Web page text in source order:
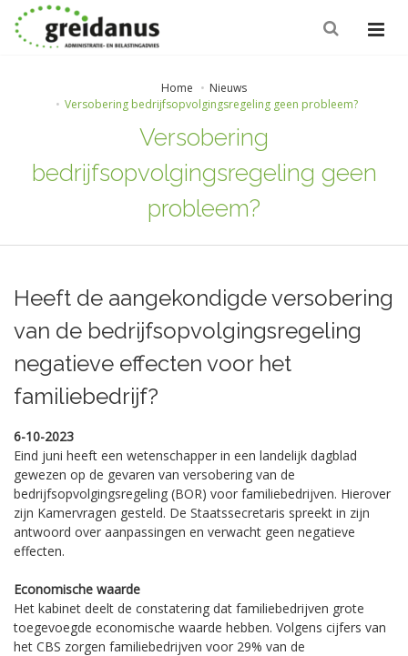
Home
Nieuws
Versobering bedrijfsopvolgingsregeling geen probleem?
Versobering
bedrijfsopvolgingsregeling geen
probleem?
Heeft de aangekondigde versobering
van de bedrijfsopvolgingsregeling
negatieve effecten voor het
familiebedrijf?
6-10-2023
Eind juni heeft een wetenschapper in een landelijk dagblad
gewezen op de gevaren van versobering van de
bedrijfsopvolgingsregeling (BOR) voor familiebedrijven. Hierover
zijn Kamervragen gesteld. De Staatssecretaris spreekt in zijn
antwoord over aanpassingen en verwacht geen negatieve
effecten.
Economische waarde
Het kabinet deelt de constatering dat familiebedrijven grote
toegevoegde economische waarde hebben. Volgens cijfers van
het CBS zorgen familiebedrijven voor 29% van de